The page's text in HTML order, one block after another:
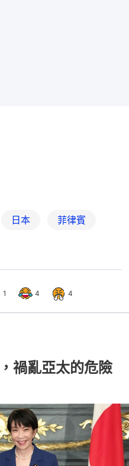
日本 菲律賓
1 4 4
禍亂亞太的危險